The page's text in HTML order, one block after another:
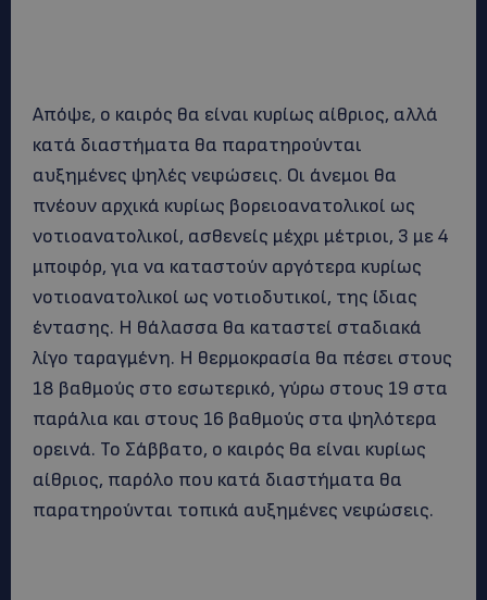
Απόψε, ο καιρός θα είναι κυρίως αίθριος, αλλά
κατά διαστήματα θα παρατηρούνται
αυξημένες ψηλές νεφώσεις. Οι άνεμοι θα
πνέουν αρχικά κυρίως βορειοανατολικοί ως
νοτιοανατολικοί, ασθενείς μέχρι μέτριοι, 3 με 4
μποφόρ, για να καταστούν αργότερα κυρίως
νοτιοανατολικοί ως νοτιοδυτικοί, της ίδιας
έντασης. Η θάλασσα θα καταστεί σταδιακά
λίγο ταραγμένη. Η θερμοκρασία θα πέσει στους
18 βαθμούς στο εσωτερικό, γύρω στους 19 στα
παράλια και στους 16 βαθμούς στα ψηλότερα
ορεινά. Το Σάββατο, ο καιρός θα είναι κυρίως
αίθριος, παρόλο που κατά διαστήματα θα
παρατηρούνται τοπικά αυξημένες νεφώσεις.